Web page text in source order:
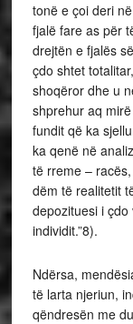
tonë e çoi deri
fjalë fare as për
drejtën e fjalës
çdo shtet
shoqëror dhe u
shprehur aq
fundit që ka
ka qenë në
të rreme –
dëm të realitetit
depozituesi i
individit.”8).
Ndërsa,
të larta njeriun,
qëndresën me